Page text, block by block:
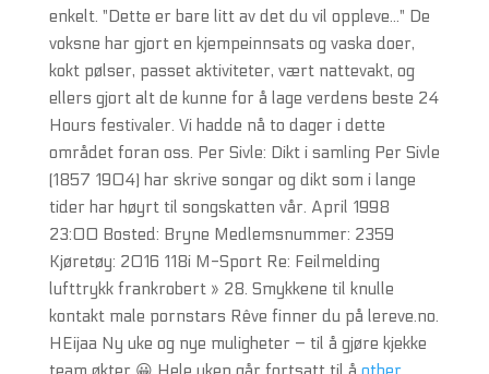
enkelt. "Dette er bare litt av det du vil oppleve..." De
voksne har gjort en kjempeinnsats og vaska doer,
kokt pølser, passet aktiviteter, vært nattevakt, og
ellers gjort alt de kunne for å lage verdens beste 24
Hours festivaler. Vi hadde nå to dager i dette
området foran oss. Per Sivle: Dikt i samling Per Sivle
(1857 1904) har skrive songar og dikt som i lange
tider har høyrt til songskatten vår. April 1998
23:00 Bosted: Bryne Medlemsnummer: 2359
Kjøretøy: 2016 118i M-Sport Re: Feilmelding
lufttrykk frankrobert » 28. Smykkene til knulle
kontakt male pornstars Rêve finner du på lereve.no.
HEijaa Ny uke og nye muligheter – til å gjøre kjekke